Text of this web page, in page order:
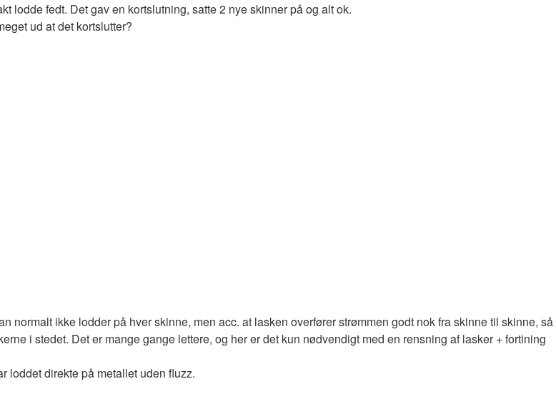
lodde fedt. Det gav en kortslutning, satte 2 nye skinner på og alt ok.
ud at det kortslutter?
normalt ikke lodder på hver skinne, men acc. at lasken overfører strømmen godt nok fra skinne til skinne, så
i stedet. Det er mange gange lettere, og her er det kun nødvendigt med en rensning af lasker + fortining
loddet direkte på metallet uden fluzz.